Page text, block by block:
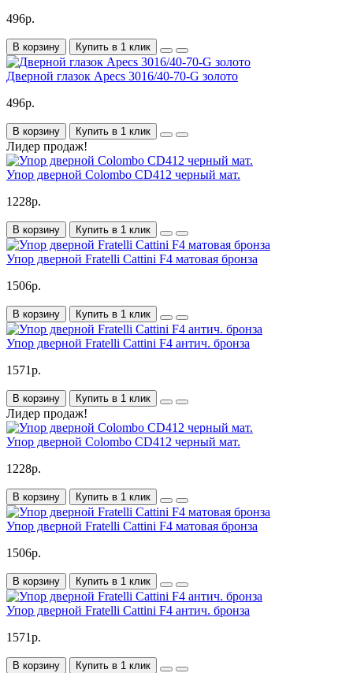
496р.
В корзину Купить в 1 клик
Дверной глазок Apecs 3016/40-70-G золото
496р.
В корзину Купить в 1 клик
Лидер продаж!
Упор дверной Colombo CD412 черный мат.
1228р.
В корзину Купить в 1 клик
Упор дверной Fratelli Cattini F4 матовая бронза
1506р.
В корзину Купить в 1 клик
Упор дверной Fratelli Cattini F4 антич. бронза
1571р.
В корзину Купить в 1 клик
Лидер продаж!
Упор дверной Colombo CD412 черный мат.
1228р.
В корзину Купить в 1 клик
Упор дверной Fratelli Cattini F4 матовая бронза
1506р.
В корзину Купить в 1 клик
Упор дверной Fratelli Cattini F4 антич. бронза
1571р.
В корзину Купить в 1 клик